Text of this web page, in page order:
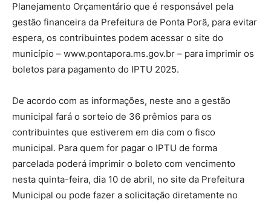
Planejamento Orçamentário que é responsável pela
gestão financeira da Prefeitura de Ponta Porã, para evitar
espera, os contribuintes podem acessar o site do
município – www.pontapora.ms.gov.br – para imprimir os
boletos para pagamento do IPTU 2025.
De acordo com as informações, neste ano a gestão
municipal fará o sorteio de 36 prêmios para os
contribuintes que estiverem em dia com o fisco
municipal. Para quem for pagar o IPTU de forma
parcelada poderá imprimir o boleto com vencimento
nesta quinta-feira, dia 10 de abril, no site da Prefeitura
Municipal ou pode fazer a solicitação diretamente no